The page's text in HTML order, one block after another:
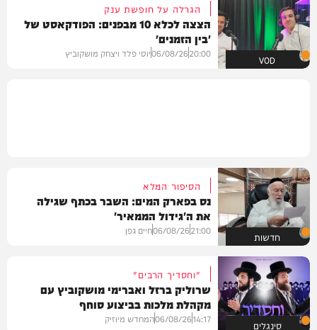
VOD
הגרלה על חופשת ענק
הצצה לכלא 10 מבפנים: הפודקאסט של
'בין הזמנים'
20:00
06/08/26יוסי פלד ויצחק מושקוביץ
חדשות
הסיפור המלא
נס בפארק המים: השבר בכתף שגילה
את ה'גידול הממאיר'
21:00
06/08/26חיים גפן
סינגלים
"וחסדיך הרבים"
שרוליק ברזל ואברימי מושקוביץ עם
מקהלת מלכות בביצוע סוחף
14:17
06/08/26המחדש מיוזיק